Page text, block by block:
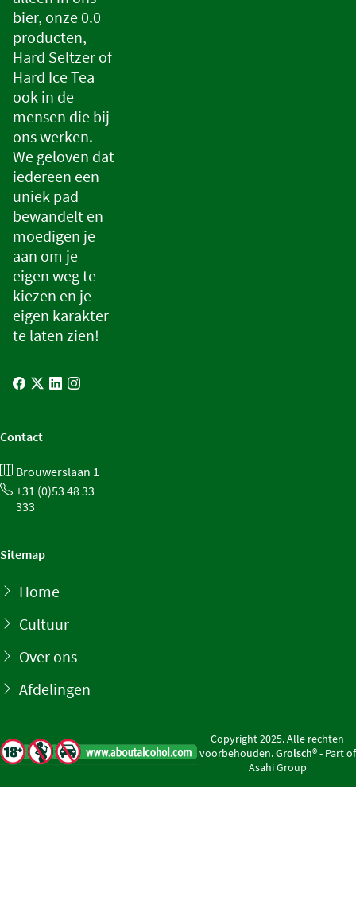
bier, onze 0.0
producten,
Hard Seltzer of
Hard Ice Tea
ook in de
mensen die bij
ons werken.
We geloven dat
iedereen een
uniek pad
bewandelt en
moedigen je
aan om je
eigen weg te
kiezen en je
eigen karakter
te laten zien!
Contact
Brouwerslaan 1
+31 (0)53 48 33
333
Sitemap
Home
Cultuur
Over ons
Afdelingen
Copyright 2025. Alle rechten
voorbehouden.Grolsch®- Part of
Asahi Group